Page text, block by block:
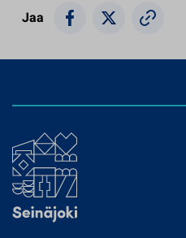
Jaa